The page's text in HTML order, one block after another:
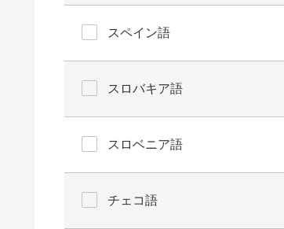
スペイン語
スロバキア語
スロベニア語
チェコ語